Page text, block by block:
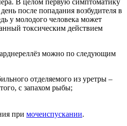
В целом первую симптоматику
после попадания возбудителя в
у молодого человека может
токсическим действием
можно по следующим
отделяемого из уретры –
с запахом рыбы;
при мочеиспускании.